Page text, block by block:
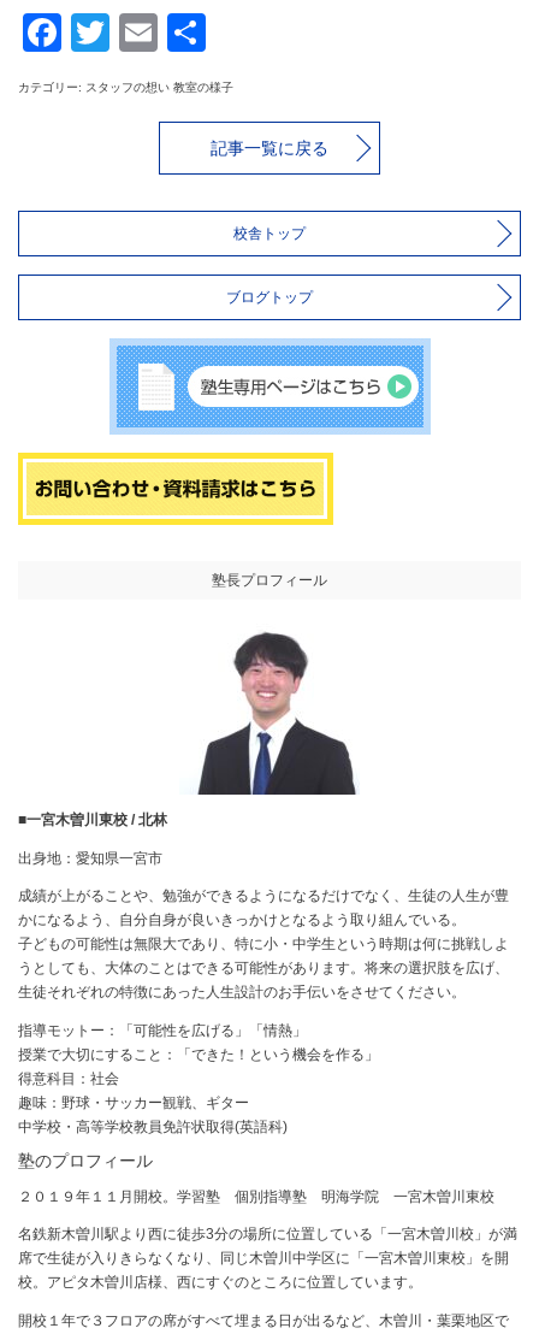
Facebook
TwitterEmail
有
カテゴリー: スタッフの想い 教室の様子
記事一覧に戻る
校舎トップ
ブログトップ
塾長プロフィール
■一宮木曽川東校 / 北林
出身地：愛知県一宮市
成績が上がることや、勉強ができるようになるだけでなく、生徒の人生が豊
かになるよう、自分自身が良いきっかけとなるよう取り組んでいる。
子どもの可能性は無限大であり、特に小・中学生という時期は何に挑戦しよ
うとしても、大体のことはできる可能性があります。将来の選択肢を広げ、
生徒それぞれの特徴にあった人生設計のお手伝いをさせてください。
指導モットー：「可能性を広げる」「情熱」
授業で大切にすること：「できた！という機会を作る」
得意科目：社会
趣味：野球・サッカー観戦、ギター
中学校・高等学校教員免許状取得(英語科)
塾のプロフィール
２０１９年１１月開校。学習塾 個別指導塾 明海学院 一宮木曽川東校
名鉄新木曽川駅より西に徒歩3分の場所に位置している「一宮木曽川校」が満
席で生徒が入りきらなくなり、同じ木曽川中学区に「一宮木曽川東校」を開
校。アピタ木曽川店様、西にすぐのところに位置しています。
開校１年で３フロアの席がすべて埋まる日が出るなど、木曽川・葉栗地区で